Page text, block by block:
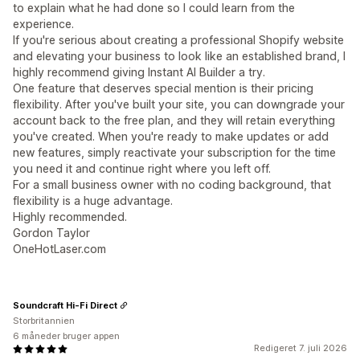
to explain what he had done so I could learn from the
experience.
If you're serious about creating a professional Shopify website
and elevating your business to look like an established brand, I
highly recommend giving Instant AI Builder a try.
One feature that deserves special mention is their pricing
flexibility. After you've built your site, you can downgrade your
account back to the free plan, and they will retain everything
you've created. When you're ready to make updates or add
new features, simply reactivate your subscription for the time
you need it and continue right where you left off.
For a small business owner with no coding background, that
flexibility is a huge advantage.
Highly recommended.
Gordon Taylor
OneHotLaser.com
Redigeret 7. juli 2026
Soundcraft Hi-Fi Direct
Storbritannien
6 måneder bruger appen